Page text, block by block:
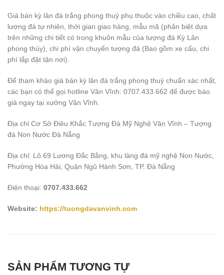
Giá bán kỳ lân đá trắng phong thuỷ phụ thuộc vào chiều cao, chất
lượng đá tự nhiên, thời gian giao hàng, mẫu mã (phân biệt dựa
trên những chi tiết có trong khuôn mẫu của tượng đá Kỳ Lân
phong thủy), chi phí vận chuyển tượng đá (Bao gồm xe cẩu, chi
phí lắp đặt tận nơi).
Để tham khảo giá bán kỳ lân đá trắng phong thuỷ chuẩn xác nhất,
các bạn có thể gọi hotline Văn Vĩnh: 0707.433.662 để được báo
giá ngay tại xưởng Văn Vĩnh.
Địa chỉ Cơ Sở Điêu Khắc Tượng Đá Mỹ Nghệ Văn Vĩnh – Tượng
đá Non Nước Đà Nẵng
Địa chỉ: Lô 69 Lương Đắc Bằng, khu làng đá mỹ nghệ Non Nước,
Phường Hòa Hải, Quận Ngũ Hành Sơn, TP. Đà Nẵng
Điện thoại: 0707.433.662
Website: https://tuongdavanvinh.com
SẢN PHẨM TƯƠNG TỰ